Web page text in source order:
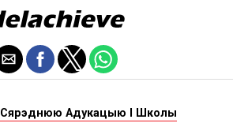
Сярэднюю Адукацыю І Школы